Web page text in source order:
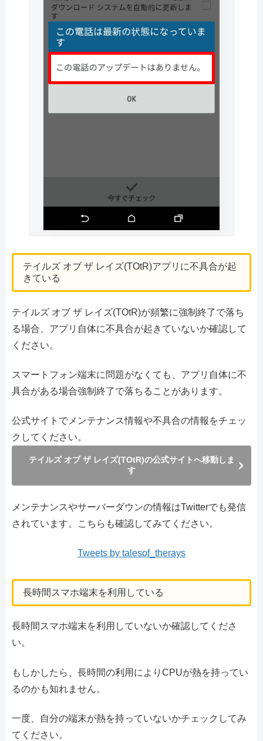
テイルズ オブ ザ レイズ(TOtR)アプリに不具合が起
きている
テイルズ オブ ザ レイズ(TOtR)が頻繁に強制終了で落ち
る場合、アプリ自体に不具合が起きていないか確認して
ください。
スマートフォン端末に問題がなくても、アプリ自体に不
具合がある場合強制終了で落ちることがあります。
公式サイトでメンテナンス情報や不具合の情報をチェッ
クしてください。
テイルズ オブ ザ レイズ(TOtR)の公式サイトへ移動しま
す
メンテナンスやサーバーダウンの情報はTwitterでも発信
されています。こちらも確認してみてください。
Tweets by talesof_therays
長時間スマホ端末を利用している
長時間スマホ端末を利用していないか確認してくださ
い。
もしかしたら、長時間の利用によりCPUが熱を持ってい
るのかも知れません。
一度、自分の端末が熱を持っていないかチェックしてみ
てください。